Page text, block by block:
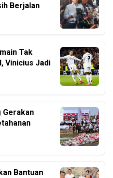
Berjalan
Tak
Vinicius Jadi
Gerakan
Bantuan